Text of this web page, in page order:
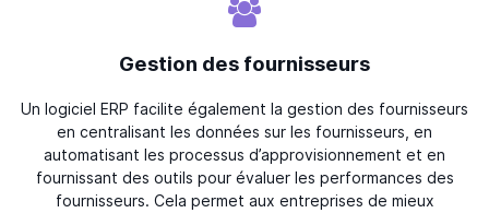
Gestion des fournisseurs
Un logiciel ERP facilite également la gestion des fournisseurs
en centralisant les données sur les fournisseurs, en
automatisant les processus d’approvisionnement et en
fournissant des outils pour évaluer les performances des
fournisseurs. Cela permet aux entreprises de mieux